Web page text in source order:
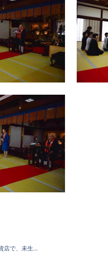
店で、未生...